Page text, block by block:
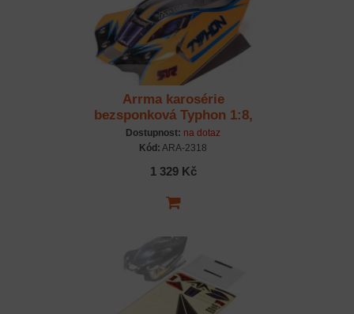
Arrma karosérie
bezsponková Typhon 1:8,
oranžová
Dostupnost: na dotaz
Kód: ARA-2318
1 329 Kč